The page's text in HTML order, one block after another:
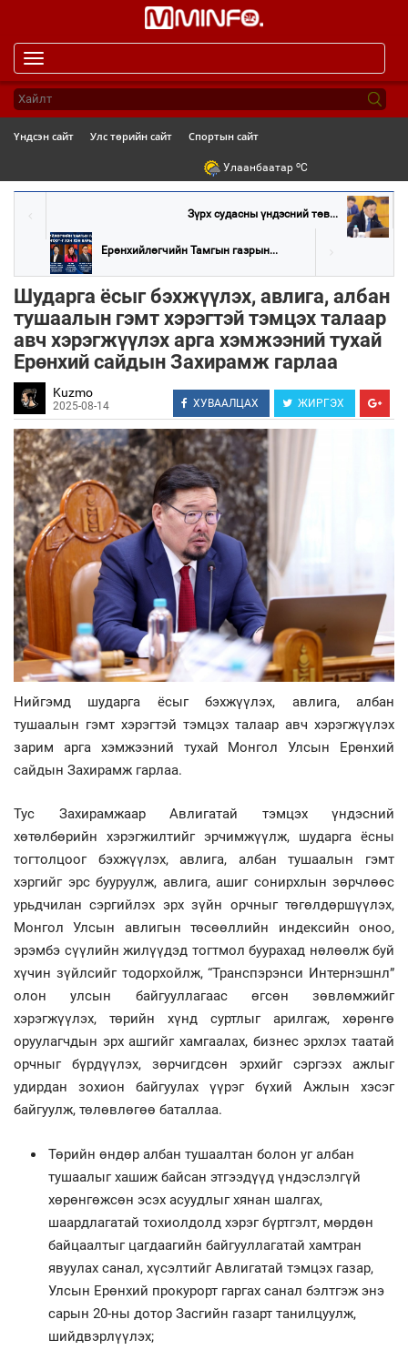
navigation
Үндсэн сайт Улс төрийн сайт Спортын сайт
Улаанбаатар oC
Зүрх судасны үндэсний төв...
Ерөнхийлөгчийн Тамгын газрын...
Шударга ёсыг бэхжүүлэх, авлига, албан
тушаалын гэмт хэрэгтэй тэмцэх талаар
авч хэрэгжүүлэх арга хэмжээний тухай
Ерөнхий сайдын Захирамж гарлаа
Kuzmo
2025-08-14 ХУВААЛЦАХ ЖИРГЭХ
Нийгэмд шударга ёсыг бэхжүүлэх, авлига, албан
тушаалын гэмт хэрэгтэй тэмцэх талаар авч хэрэгжүүлэх
зарим арга хэмжээний тухай Монгол Улсын Ерөнхий
сайдын Захирамж гарлаа.
Тус Захирамжаар Авлигатай тэмцэх үндэсний
хөтөлбөрийн хэрэгжилтийг эрчимжүүлж, шударга ёсны
тогтолцоог бэхжүүлэх, авлига, албан тушаалын гэмт
хэргийг эрс бууруулж, авлига, ашиг сонирхлын зөрчлөөс
урьдчилан сэргийлэх эрх зүйн орчныг төгөлдөршүүлэх,
Монгол Улсын авлигын төсөөллийн индексийн оноо,
эрэмбэ сүүлийн жилүүдэд тогтмол буурахад нөлөөлж буй
хүчин зүйлсийг тодорхойлж, “Транспэрэнси Интернэшнл”
олон улсын байгууллагаас өгсөн зөвлөмжийг
хэрэгжүүлэх, төрийн хүнд суртлыг арилгаж, хөрөнгө
оруулагчдын эрх ашгийг хамгаалах, бизнес эрхлэх таатай
орчныг бүрдүүлэх, зөрчигдсөн эрхийг сэргээх ажлыг
удирдан зохион байгуулах үүрэг бүхий Ажлын хэсэг
байгуулж, төлөвлөгөө баталлаа.
Төрийн өндөр албан тушаалтан болон уг албан
тушаалыг хашиж байсан этгээдүүд үндэслэлгүй
хөрөнгөжсөн эсэх асуудлыг хянан шалгах,
шаардлагатай тохиолдолд хэрэг бүртгэлт, мөрдөн
байцаалтыг цагдаагийн байгууллагатай хамтран
явуулах санал, хүсэлтийг Авлигатай тэмцэх газар,
Улсын Ерөнхий прокурорт гаргах санал бэлтгэж энэ
сарын 20-ны дотор Засгийн газарт танилцуулж,
шийдвэрлүүлэх;